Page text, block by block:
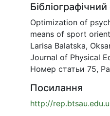
Optimization of
means of sport
Larisa Balatska,
Journal of Physical
Номер статьи 75,
Посилання
http://